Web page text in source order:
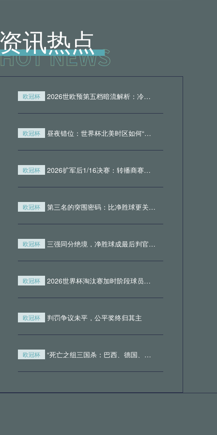
05月22日 延边龙鼎vs青岛西海岸 全
场录像
05月22日 水晶宫vs狼队 全场录像回
放
05月21日 拉斯帕尔马斯vs莱加内斯
全场录像回放
05月21日 皇家社会vs赫罗纳 全场录
像回放
05月21日 国际米兰vs拉齐奥 全场录
像
泳预赛 覃海洋 全场录像回放
全场录像回放
像回放
查看更多
讯热点
欧冠杯 2026世欧预第五档暗流解析：冷门制造者的DNA与附加赛突围密码
欧冠杯 昼夜错位：世界杯北美时区如何“撕裂”欧洲球迷的生理时钟
欧冠杯 2026扩军后1/16决赛：转播商赛程编排策略与广告收益模型重构
欧冠杯 第三名的突围密码：比净胜球更关键的出线法则
欧冠杯 三强同分绝境，净胜球成最后判官——北美世预赛生死局
欧冠杯 2026世界杯淘汰赛加时阶段球员肌肉损伤风险的实证评估
欧冠杯 判罚争议未平，公平奖终归其主
欧冠杯 “死亡之组三国杀：巴西、德国、塞尔维亚，谁能笑到最后？”
欧冠杯 小组第三的“逆袭法则”：世界杯新规如何催生黑马奇迹